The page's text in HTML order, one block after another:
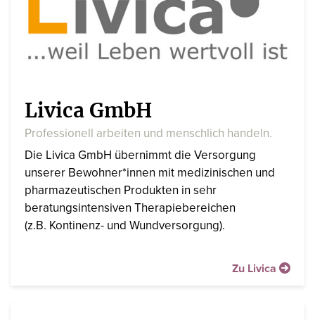
Livica GmbH
Professionell arbeiten und menschlich handeln.
Die Livica GmbH übernimmt die Versorgung
unserer Bewohner*innen mit medizinischen und
pharmazeutischen Produkten in sehr
beratungsintensiven Therapiebereichen
(z.B. Kontinenz- und Wundversorgung).
Zu Livica